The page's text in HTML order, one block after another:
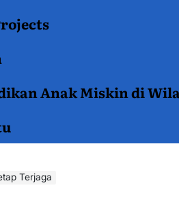
Anak Miskin di
Terjaga